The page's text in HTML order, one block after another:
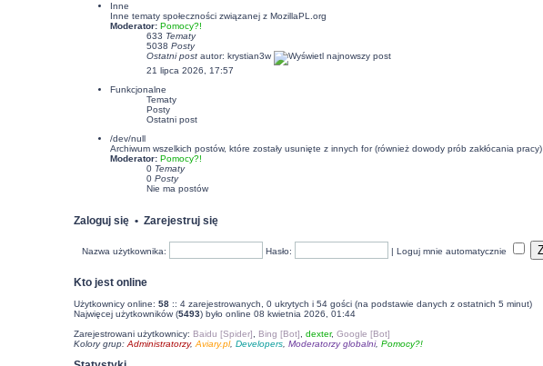
Inne
Inne tematy społeczności związanej z MozillaPL.org
Moderator: Pomocy?!
633 Tematy
5038 Posty
Ostatni postautor: krystian3w
21 lipca 2026, 17:57
Funkcjonalne
Tematy
Posty
Ostatni post
/dev/null
Archiwum wszelkich postów, które zostały usunięte z innych for (również dowody prób zakłócania pracy)
Moderator: Pomocy?!
0 Tematy
0 Posty
Nie ma postów
Zaloguj się• Zarejestruj się
Nazwa użytkownika: Hasło: |Loguj mnie automatycznie
Kto jest online
Użytkownicy online: 58:: 4 zarejestrowanych, 0 ukrytych i 54 gości (na podstawie danych z ostatnich 5 minut)
Najwięcej użytkowników (5493) było online 08 kwietnia 2026, 01:44
Zarejestrowani użytkownicy: Baidu [Spider] Bing [Bot] dexter, Google [Bot]
Kolory grup: Administratorzy, Aviary.pl, Developers, Moderatorzy globalni, Pomocy?!